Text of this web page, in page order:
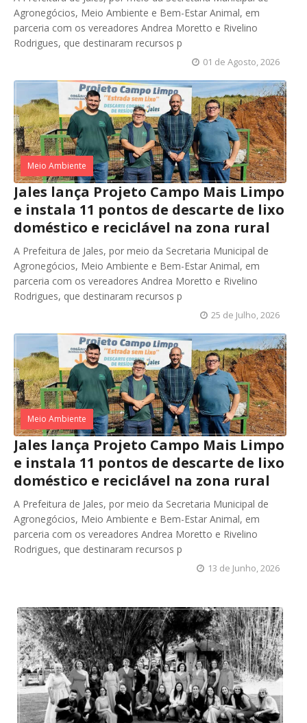
Agronegócios, Meio Ambiente e Bem-Estar Animal, em
parceria com os vereadores Andrea Moretto e Rivelino
Rodrigues, que destinaram recursos p
01 de Agosto, 2026
Meio Ambiente
Jales lança Projeto Campo Mais Limpo
e instala 11 pontos de descarte de lixo
doméstico e reciclável na zona rural
A Prefeitura de Jales, por meio da Secretaria Municipal de
Agronegócios, Meio Ambiente e Bem-Estar Animal, em
parceria com os vereadores Andrea Moretto e Rivelino
Rodrigues, que destinaram recursos p
25 de Julho, 2026
Meio Ambiente
Jales lança Projeto Campo Mais Limpo
e instala 11 pontos de descarte de lixo
doméstico e reciclável na zona rural
A Prefeitura de Jales, por meio da Secretaria Municipal de
Agronegócios, Meio Ambiente e Bem-Estar Animal, em
parceria com os vereadores Andrea Moretto e Rivelino
Rodrigues, que destinaram recursos p
13 de Junho, 2026